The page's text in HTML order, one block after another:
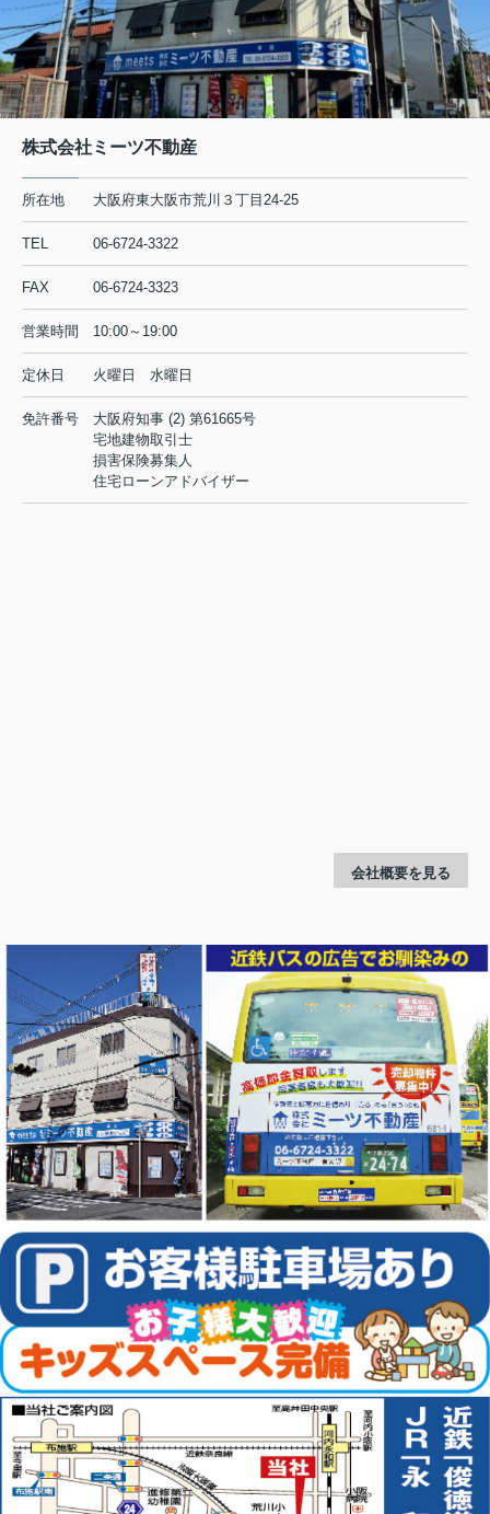
株式会社ミーツ不動産
所在地 大阪府東大阪市荒川３丁目24-25
TEL 06-6724-3322
FAX 06-6724-3323
営業時間 10:00～19:00
定休日 火曜日 水曜日
免許番号
大阪府知事 (2) 第61665号
宅地建物取引士
損害保険募集人
住宅ローンアドバイザー
会社概要を見る